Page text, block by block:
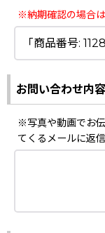
※納期確認の場合
お問い合わせ内容
※写真や動画でお
てくるメールに返